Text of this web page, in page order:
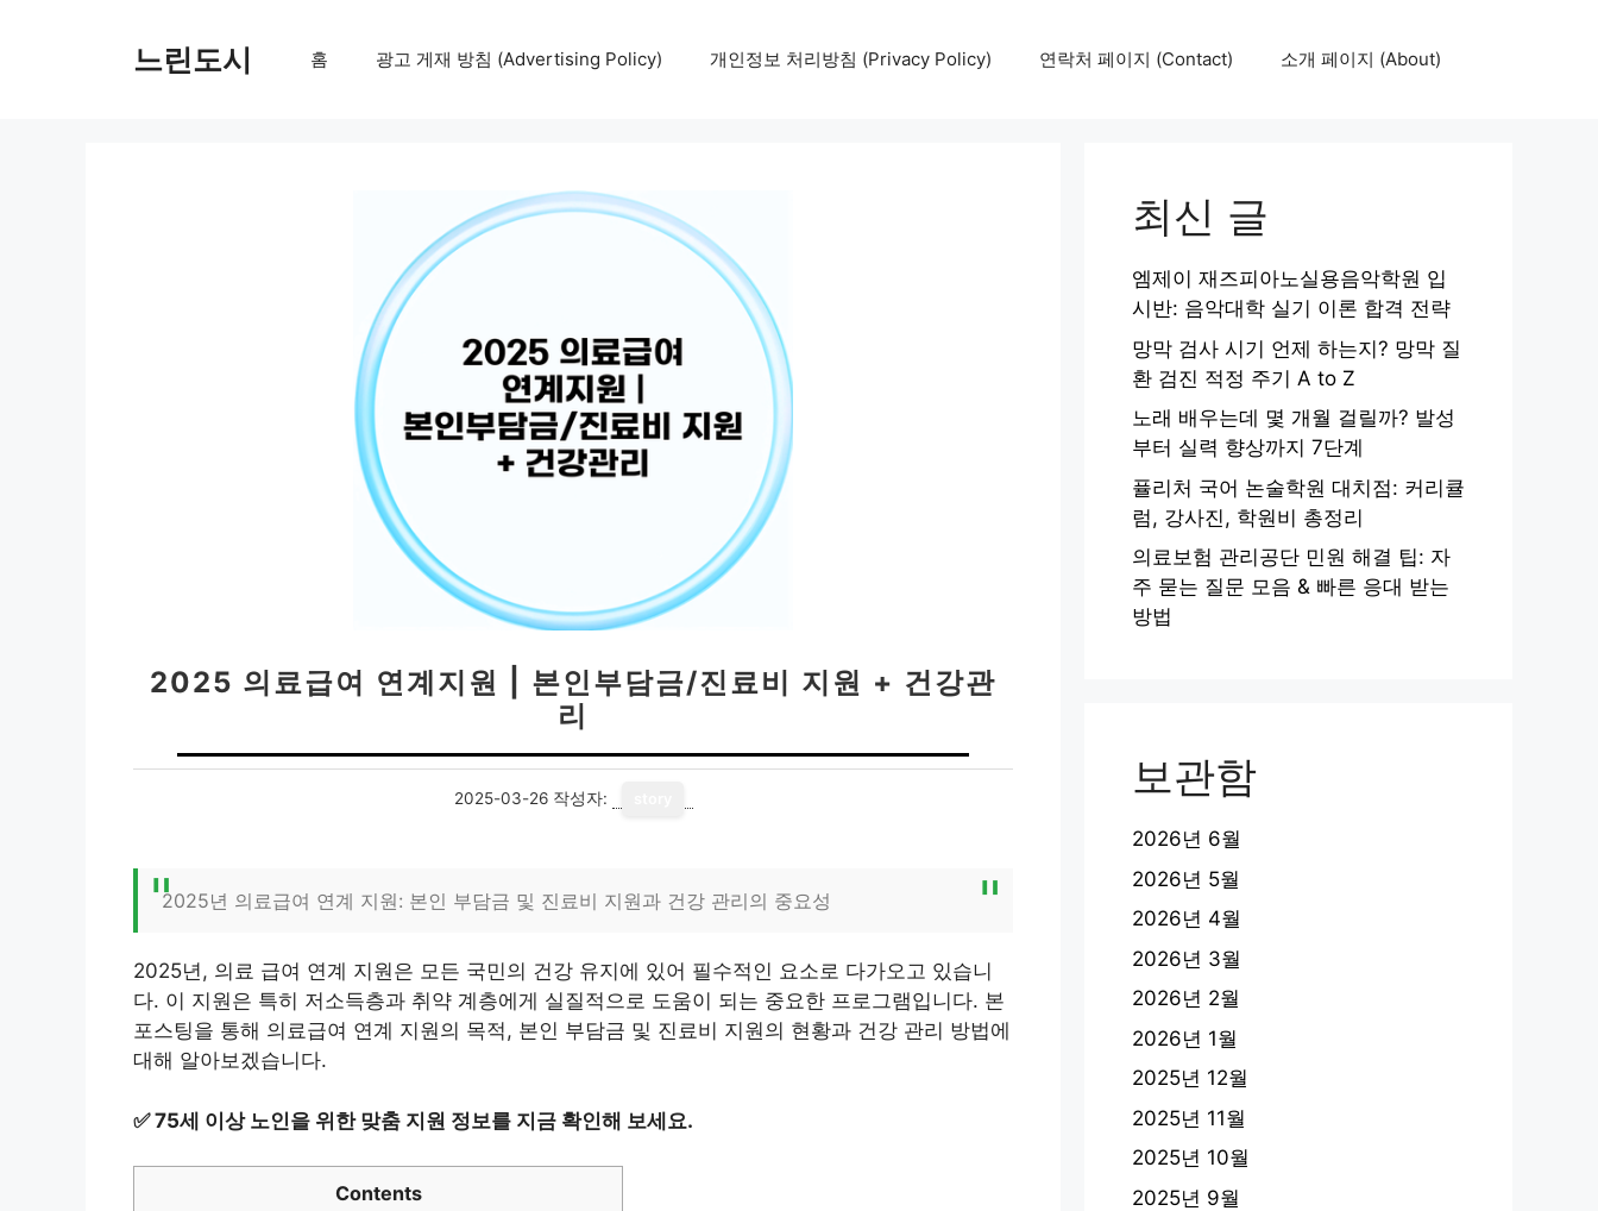
느린도시 홈 광고 게재 방침 (Advertising Policy) 개인정보 처리방침 (Privacy Policy) 연락처 페이지 (Contact) 소개 페이지 (About)
2025 의료급여 연계지원 | 본인부담금/진료비 지원 + 건강관
리
2025-03-26 작성자:
2025년 의료급여 연계 지원: 본인 부담금 및 진료비 지원과 건강 관리의 중요성
2025년, 의료 급여 연계 지원은 모든 국민의 건강 유지에 있어 필수적인 요소로 다가오고 있습니
다. 이 지원은 특히 저소득층과 취약 계층에게 실질적으로 도움이 되는 중요한 프로그램입니다. 본
포스팅을 통해 의료급여 연계 지원의 목적, 본인 부담금 및 진료비 지원의 현황과 건강 관리 방법에
대해 알아보겠습니다.
✅75세 이상 노인을 위한 맞춤 지원 정보를 지금 확인해 보세요.
Contents
최신 글
엠제이 재즈피아노실용음악학원 입
시반: 음악대학 실기 이론 합격 전략
망막 검사 시기 언제 하는지? 망막 질
환 검진 적정 주기 A to Z
노래 배우는데 몇 개월 걸릴까? 발성
부터 실력 향상까지 7단계
퓰리처 국어 논술학원 대치점: 커리큘
럼, 강사진, 학원비 총정리
의료보험 관리공단 민원 해결 팁: 자
주 묻는 질문 모음 & 빠른 응대 받는
방법
보관함
2026년 6월
2026년 5월
2026년 4월
2026년 3월
2026년 2월
2026년 1월
2025년 12월
2025년 11월
2025년 10월
2025년 9월